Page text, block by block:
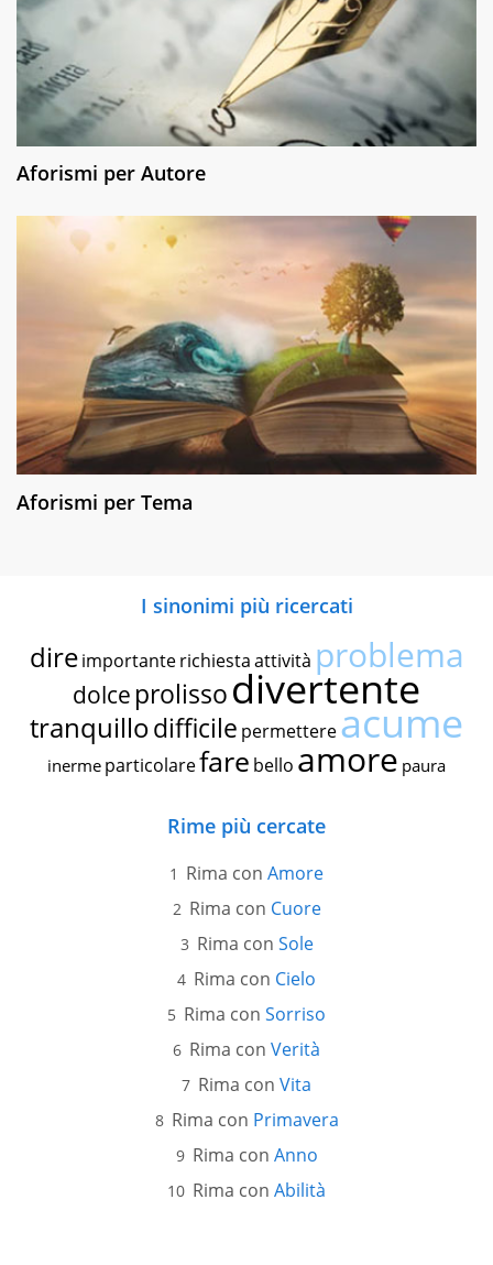
Aforismi per Autore
Aforismi per Tema
I sinonimi più ricercati
dire importante richiestaattività problema
dolce prolissodivertente
tranquillodifficile permettereacume
inerme particolarefare bello amore paura
Rime più cercate
Rima con Amore
Rima con Cuore
Rima con Sole
Rima con Cielo
Rima con Sorriso
Rima con Verità
Rima con Vita
Rima con Primavera
Rima con Anno
Rima con Abilità